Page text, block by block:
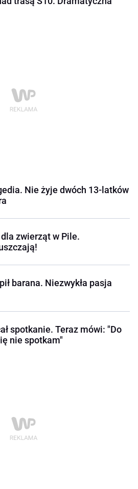
Nie żyje dwóch 13-latków
zwierząt w Pile.
barana. Niezwykła pasja
spotkanie. Teraz mówi: "Do
nie spotkam"